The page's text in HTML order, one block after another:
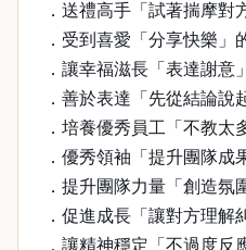
．送禮高手「試著揣摩對
．受到喜愛「分享快樂」
．讓幸福滋長「表達謝意
．善於表達「先從結論說
．培養優秀員工「不教太
．優秀領袖「提升團隊成
．提升團隊力量「創造氛
．促進成長「讓對方理解
．讓精神穩定「不過度反